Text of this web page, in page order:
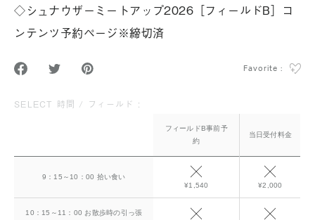
◇シュナウザーミートアップ2026［フィールドB］コ
ンテンツ予約ページ※締切済
Favorite :
SELECT 時間 / フィールド :
フィールドB事前予
約
当日受付料金
9：15～10：00 拾い食い
¥1,540
¥2,000
10：15～11：00 お散歩時の引っ張